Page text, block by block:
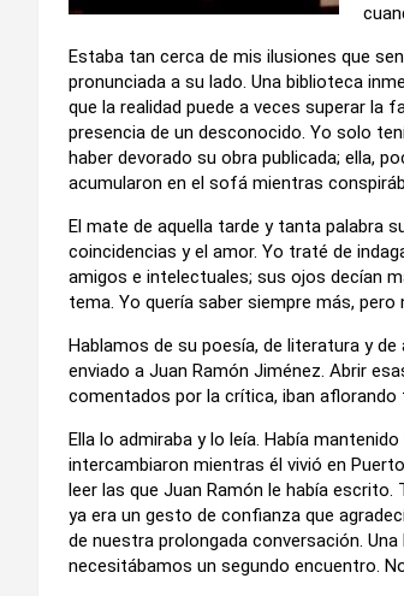
Estaba tan cerca de mis ilusiones que
pronunciada a su lado. Una biblioteca
que la realidad puede a veces superar la
presencia de un desconocido. Yo solo
haber devorado su obra publicada; ella,
acumularon en el sofá mientras
El mate de aquella tarde y tanta palabra
coincidencias y el amor. Yo traté de
amigos e intelectuales; sus ojos decían
tema. Yo quería saber siempre más, pero
Hablamos de su poesía, de literatura y
enviado a Juan Ramón Jiménez. Abrir
comentados por la crítica, iban aflorando
Ella lo admiraba y lo leía. Había
intercambiaron mientras él vivió en
leer las que Juan Ramón le había
ya era un gesto de confianza que
de nuestra prolongada conversación.
necesitábamos un segundo encuentro.